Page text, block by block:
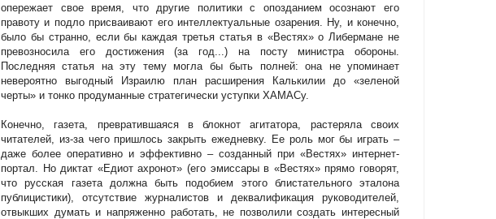
опережает свое время, что другие политики с опозданием осознают его
правоту и подло присваивают его интеллектуальные озарения. Ну, и конечно,
было бы странно, если бы каждая третья статья в «Вестях» о Либермане не
превозносила его достижения (за год...) на посту министра обороны.
Последняя статья на эту тему могла бы быть полней: она не упоминает
невероятно выгодный Израилю план расширения Калькилии до «зеленой
черты» и тонко продуманные стратегически уступки ХАМАСу.
Конечно, газета, превратившаяся в блокнот агитатора, растеряла своих
читателей, из-за чего пришлось закрыть ежедневку. Ее роль мог бы играть –
даже более оперативно и эффективно – созданный при «Вестях» интернет-
портал. Но диктат «Едиот ахронот» (его эмиссары в «Вестях» прямо говорят,
что русская газета должна быть подобием этого блистательного эталона
публицистики), отсутствие журналистов и деквалификация руководителей,
отвыкших думать и напряженно работать, не позволили создать интересный